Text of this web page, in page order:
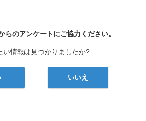
院なび
らのアンケートにご協力ください。
い情報は見つかりましたか?
いいえ